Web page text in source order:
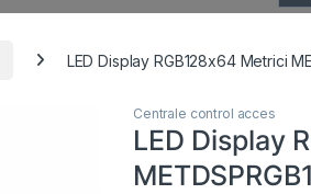
LED Display RGB128x64 Metrici
Centrale control acces
LED Display